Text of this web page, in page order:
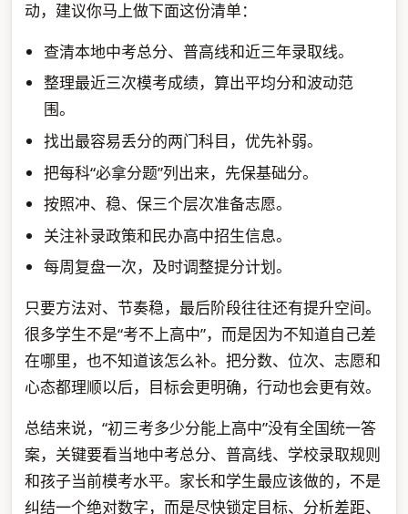
动，建议你马上做下面这份清单：
查清本地中考总分、普高线和近三年录取线。
整理最近三次模考成绩，算出平均分和波动范
围。
找出最容易丢分的两门科目，优先补弱。
把每科“必拿分题”列出来，先保基础分。
按照冲、稳、保三个层次准备志愿。
关注补录政策和民办高中招生信息。
每周复盘一次，及时调整提分计划。
只要方法对、节奏稳，最后阶段往往还有提升空间。
很多学生不是“考不上高中”，而是因为不知道自己差
在哪里，也不知道该怎么补。把分数、位次、志愿和
心态都理顺以后，目标会更明确，行动也会更有效。
总结来说，“初三考多少分能上高中”没有全国统一答
案，关键要看当地中考总分、普高线、学校录取规则
和孩子当前模考水平。家长和学生最应该做的，不是
纠结一个绝对数字，而是尽快锁定目标、分析差距、